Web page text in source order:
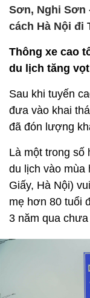
Sơn, Nghi Sơn
cách Hà Nội đi
Thông xe cao
du lịch tăng vọt
Sau khi tuyến
đưa vào khai
đã đón lượng
Là một trong số
du lịch vào mùa
Giấy, Hà Nội)
mẹ hơn 80 tuổi
3 năm qua